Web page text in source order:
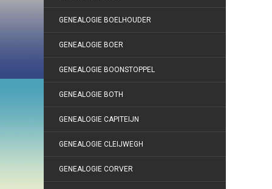
GENEALOGIE BOELHOUDER
GENEALOGIE BOER
GENEALOGIE BOONSTOPPEL
GENEALOGIE BOTH
GENEALOGIE CAPITEIJN
GENEALOGIE CLEIJWEGH
GENEALOGIE CORVER